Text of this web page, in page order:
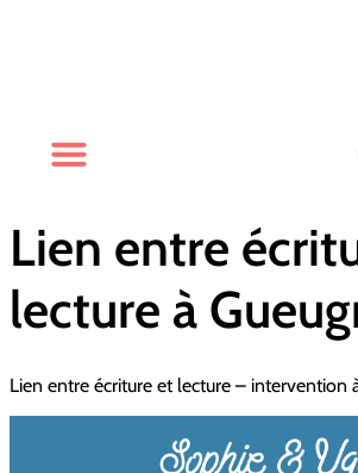
Lien entre
lecture à
Lien entre écriture et lecture – intervention